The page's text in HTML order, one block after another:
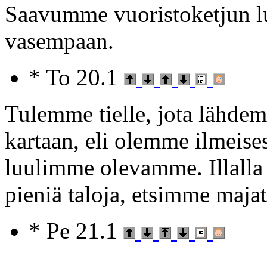
Saavumme vuoristoketjun
vasempaan.
* To 20.1
Tulemme tielle, jota
kartaan, eli olemme
luulimme olevamme. Illalla
pieniä taloja, etsimme
* Pe 21.1